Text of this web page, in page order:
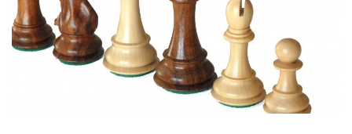
Coffrets
Echiquiers